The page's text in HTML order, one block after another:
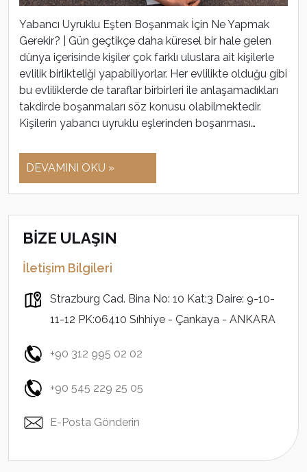
Yabancı Uyruklu Eşten Boşanmak İçin Ne Yapmak
Gerekir? | Gün geçtikçe daha küresel bir hale gelen
dünya içerisinde kişiler çok farklı uluslara ait kişilerle
evlilik birlikteliği yapabiliyorlar. Her evlilikte olduğu gibi
bu evliliklerde de taraflar birbirleri ile anlaşamadıkları
takdirde boşanmaları söz konusu olabilmektedir.
Kişilerin yabancı uyruklu eşlerinden boşanması…
DEVAMINI OKU »
BİZE ULAŞIN
İletişim Bilgileri
Strazburg Cad. Bina No: 10 Kat:3 Daire: 9-10-
11-12 PK:06410 Sıhhiye - Çankaya - ANKARA
+90 312 995 02 02
+90 545 229 25 05
E-Posta Gönderin